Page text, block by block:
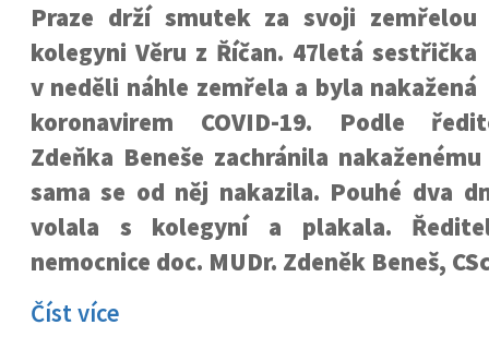
Praze drží smutek za svoji zemřelou
kolegyni Věru z Říčan. 47letá sestřička
v neděli náhle zemřela a byla nakažená
koronavirem COVID-19. Podle
Zdeňka Beneše zachránila
sama se od něj nakazila. Pouhé dva
volala s kolegyní a plakala.
nemocnice doc. MUDr. Zdeněk Beneš,
Číst více